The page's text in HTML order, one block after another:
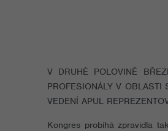
V DRUHÉ POLOVINĚ
PROFESIONÁLY V OBLASTI
VEDENÍ APUL
Kongres probíhá zpravidla